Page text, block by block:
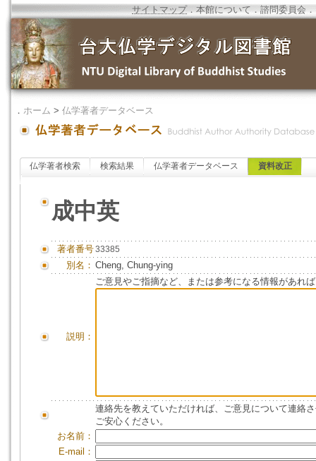
サイトマップ．本館について ．諮問委員会 ．
． ホーム > 仏学著者データベース
仏学著者検索 検索結果 仏学著者データベース 資料改正
成中英
著者番号33385
別名： Cheng, Chung-ying
説明：
ご意見やご指摘など、または参考になる情報があれ
連絡先を教えていただければ、ご意見について連絡
ご安心ください。
お名前：
E-mail：